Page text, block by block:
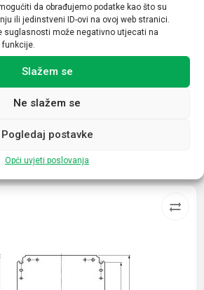
da obrađujemo podatke kao što su
ili jedinstveni ID-ovi na ovoj web stranici.
suglasnosti može negativno utjecati na
Slažem se
Ne slažem se
Pogledaj postavke
Opći uvjeti poslovanja